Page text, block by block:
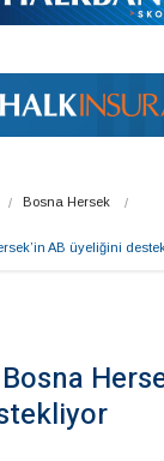
Bosna Hersek
AB üyeliğini